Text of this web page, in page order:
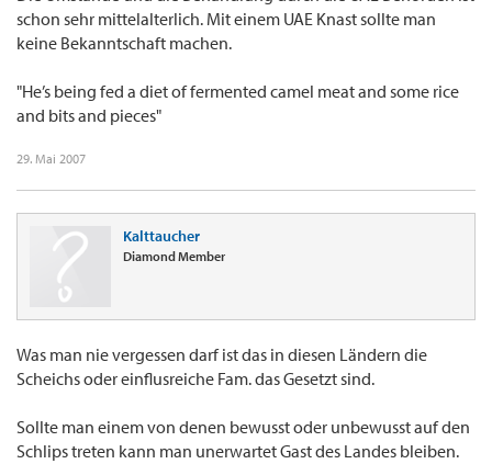
schon sehr mittelalterlich. Mit einem UAE Knast sollte man
keine Bekanntschaft machen.
"He’s being fed a diet of fermented camel meat and some rice
and bits and pieces"
29. Mai 2007
Kalttaucher
Diamond Member
Was man nie vergessen darf ist das in diesen Ländern die
Scheichs oder einflusreiche Fam. das Gesetzt sind.
Sollte man einem von denen bewusst oder unbewusst auf den
Schlips treten kann man unerwartet Gast des Landes bleiben.